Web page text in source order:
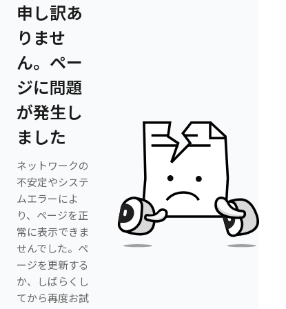
申し訳あ
りませ
ん。ペー
ジに問題
が発生し
ました
ネットワークの
不安定やシステ
ムエラーによ
り、ページを正
常に表示できま
せんでした。ペ
ージを更新する
か、しばらくし
てから再度お試